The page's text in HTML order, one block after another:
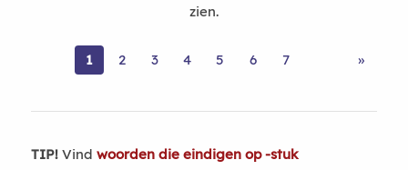
zien.
1 2 3 4 5 6 7 »
TIP!Vind woorden die eindigen op -stuk